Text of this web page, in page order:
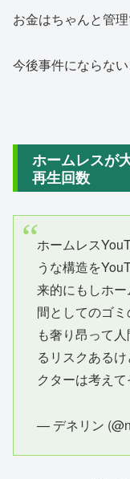
お金はちゃんと管
今後事件にならない
ホームレスが
再生回数
ホームレス
うな構造を
来的にもしホ
間としてのゴ
も奢り昂って
るリスクある
クターは考えて
— デネリン